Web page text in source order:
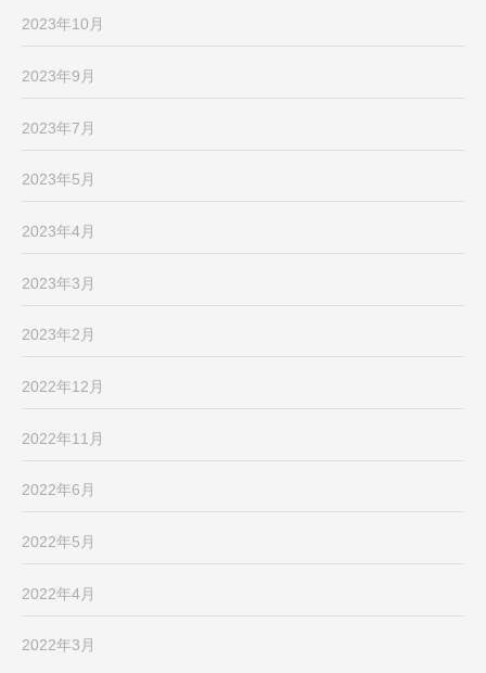
2023年10月
2023年9月
2023年7月
2023年5月
2023年4月
2023年3月
2023年2月
2022年12月
2022年11月
2022年6月
2022年5月
2022年4月
2022年3月